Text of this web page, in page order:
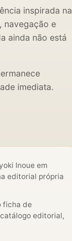
inspirada na
navegação e
ainda não está
imediata.
Inoue em
editorial própria
ficha de
editorial,